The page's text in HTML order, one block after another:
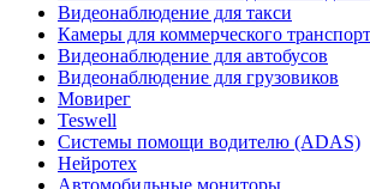
Видеонаблюдение для такси
Камеры для коммерческого
Видеонаблюдение для автобусов
Видеонаблюдение для грузовиков
Мовирег
Teswell
Системы помощи водителю (ADAS)
Нейротех
Автомобильные мониторы